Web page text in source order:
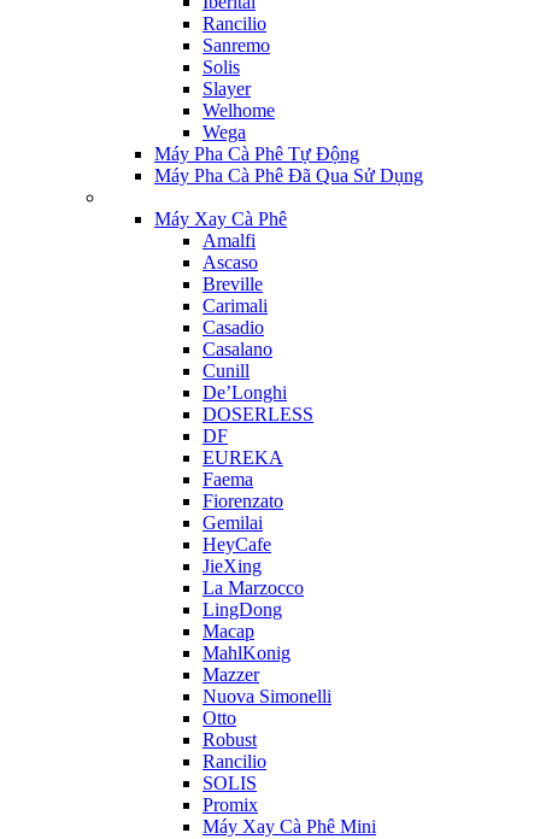
Rancilio
Sanremo
Solis
Slayer
Welhome
Wega
Máy Pha Cà Phê Tự Động
Máy Pha Cà Phê Đã Qua Sử Dụng
Máy Xay Cà Phê
Amalfi
Ascaso
Breville
Carimali
Casadio
Casalano
Cunill
De’Longhi
DOSERLESS
DF
EUREKA
Faema
Fiorenzato
Gemilai
HeyCafe
JieXing
La Marzocco
LingDong
Macap
MahlKonig
Mazzer
Nuova Simonelli
Otto
Robust
Rancilio
SOLIS
Promix
Máy Xay Cà Phê Mini